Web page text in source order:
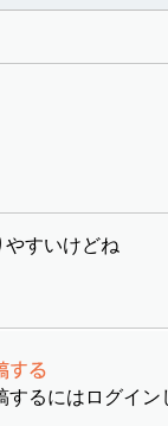
やすいけどね
するにはログイン